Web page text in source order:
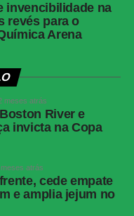
invencibilidade na
revés para o
Arena
meses atrás
River e
invicta na Copa
atrás
cede empate
e amplia jejum no